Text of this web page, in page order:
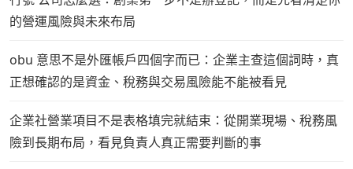
的營運風險與未來布局
obu 意思不是外匯帳戶四個字而已：企業主查這個詞時，真
正想確認的是資金、稅務與交易風險能不能被看見
企業社營業項目不是表格填完就結束：從開業現場、稅務風
險到長期布局，看見負責人真正需要判斷的事